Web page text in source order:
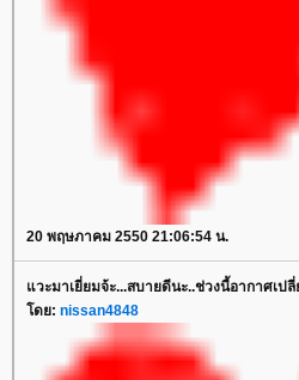
20 พฤษภาคม 2550 21:06:54 น.
วะมาเยี่ยมจ้ะ...สบายดีนะ..ช่วงนี้อากาศเป
ดย: nissan4848